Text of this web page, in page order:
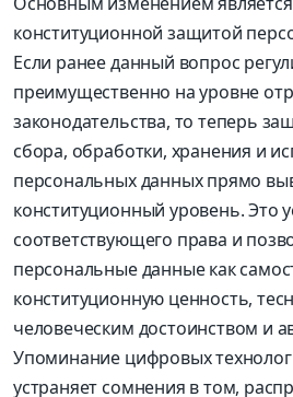
конституционной защитой
Если ранее данный вопрос
преимущественно на уровне
законодательства, то теперь
сбора, обработки, хранения и
персональных данных прямо
конституционный уровень. Это
соответствующего права и
персональные данные как
конституционную ценность,
человеческим достоинством и
Упоминание цифровых
устраняет сомнения в том,